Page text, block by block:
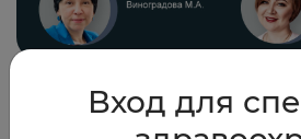
Междисциплинарный подход
Вход для